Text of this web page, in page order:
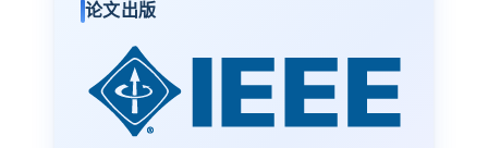
论文出版